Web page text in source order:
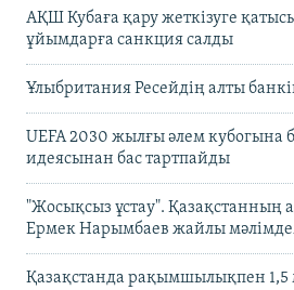
АҚШ Кубаға қару жеткізуге
ұйымдарға санкция салды
Ұлыбритания Ресейдің алты
UEFA 2030 жылғы әлем кубогына
идеясынан бас тартпайды
"Жосықсыз ұстау". Қазақстанның
Ермек Нарымбаев жайлы
Қазақстанда рақымшылықпен